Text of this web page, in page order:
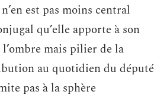
est pas moins central
qu’elle apporte à son
l’ombre mais pilier de la
au quotidien du député
pas à la sphère